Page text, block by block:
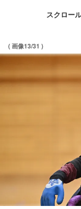
スクロー
( 画像13/31 )